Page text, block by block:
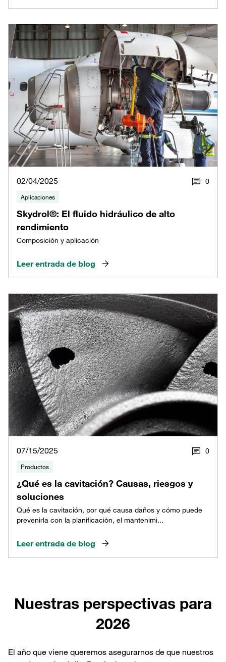
02/04/2025 0
Aplicaciones
Skydrol®: El fluido hidráulico de alto
rendimiento
Composición y aplicación
Leer entrada de blog
07/15/2025 0
Productos
¿Qué es la cavitación? Causas, riesgos y
soluciones
Qué es la cavitación, por qué causa daños y cómo puede
prevenirla con la planificación, el mantenimi...
Leer entrada de blog
Nuestras perspectivas para
2026
El año que viene queremos asegurarnos de que nuestros